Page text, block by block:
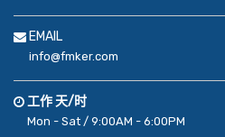
EMAIL
info@fmker.com
工作 天/时
Mon - Sat / 9:00AM - 6:00PM